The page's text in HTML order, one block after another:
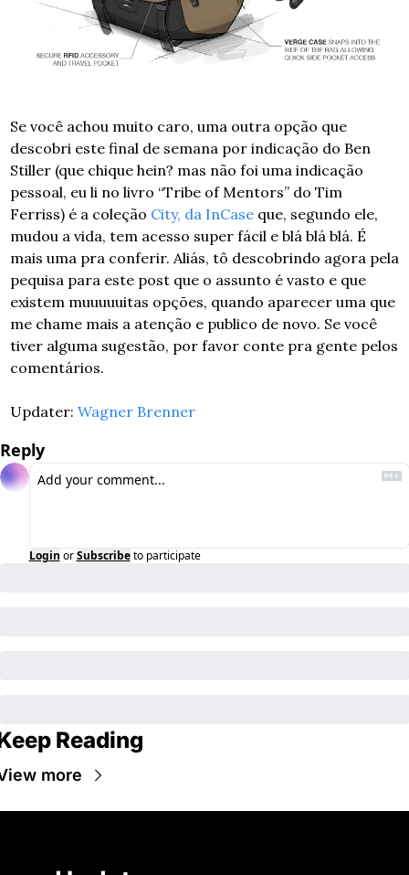
Se você achou muito caro, uma outra opção que
descobri este final de semana por indicação do Ben
Stiller (que chique hein? mas não foi uma indicação
pessoal, eu li no livro “Tribe of Mentors” do Tim
Ferriss) é a coleção City, da InCase que, segundo ele,
mudou a vida, tem acesso super fácil e blá blá blá. É
mais uma pra conferir. Aliás, tô descobrindo agora pela
pequisa para este post que o assunto é vasto e que
existem muuuuuitas opções, quando aparecer uma que
me chame mais a atenção e publico de novo. Se você
tiver alguma sugestão, por favor conte pra gente pelos
comentários.
Updater: Wagner Brenner
Reply
Login or Subscribe to participate
Reading
more